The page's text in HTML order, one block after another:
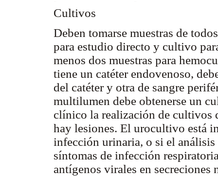
Cultivos
Deben tomarse muestras de
para estudio directo y cultivo
menos dos muestras para
tiene un catéter endovenoso,
del catéter y otra de sangre
multilumen debe obtenerse un
clínico la realización de cultivos
hay lesiones. El urocultivo está
infección urinaria, o si el
síntomas de infección
antígenos virales en secreciones